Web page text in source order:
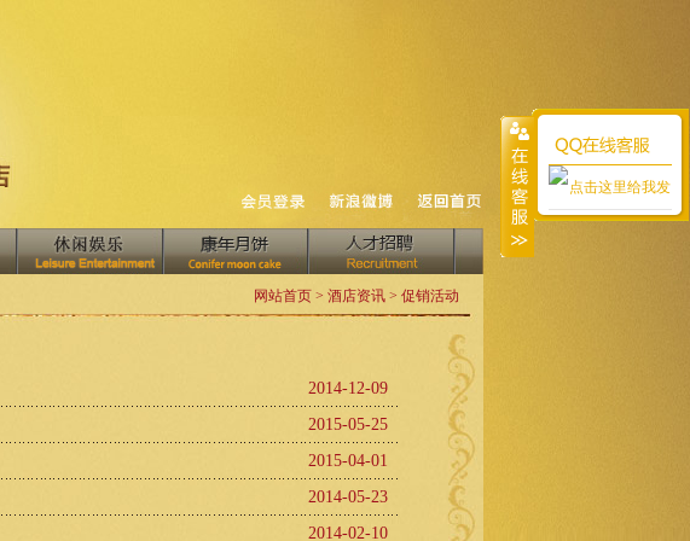
网站首页 > 酒店资讯 > 促销活动
2014-12-09
2015-05-25
2015-04-01
2014-05-23
2014-02-10